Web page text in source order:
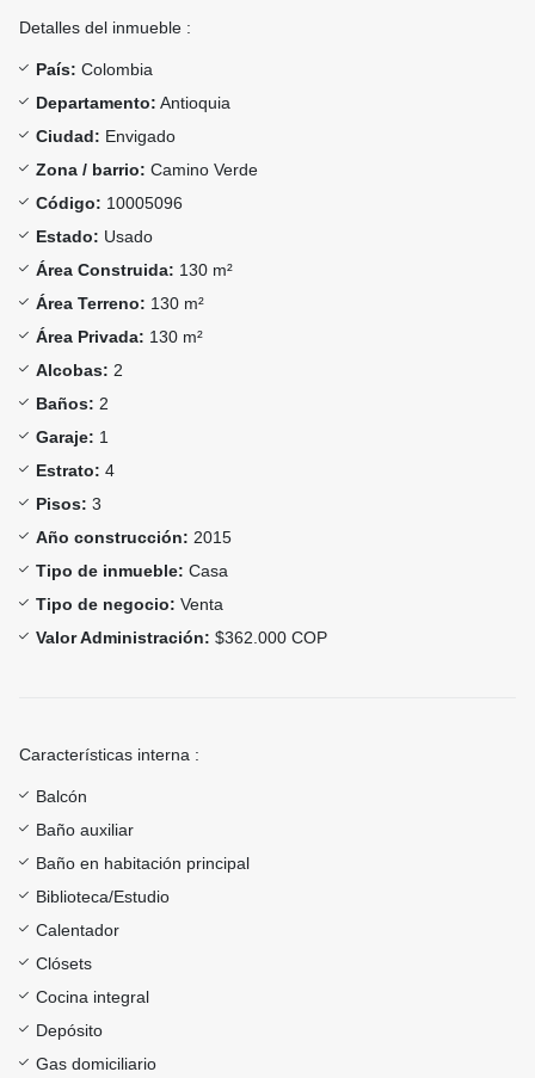
Detalles del inmueble :
País: Colombia
Departamento: Antioquia
Ciudad: Envigado
Zona / barrio: Camino Verde
Código: 10005096
Estado: Usado
Área Construida: 130 m²
Área Terreno: 130 m²
Área Privada: 130 m²
Alcobas: 2
Baños: 2
Garaje: 1
Estrato: 4
Pisos: 3
Año construcción: 2015
Tipo de inmueble: Casa
Tipo de negocio: Venta
Valor Administración: $362.000 COP
Características interna :
Balcón
Baño auxiliar
Baño en habitación principal
Biblioteca/Estudio
Calentador
Clósets
Cocina integral
Depósito
Gas domiciliario